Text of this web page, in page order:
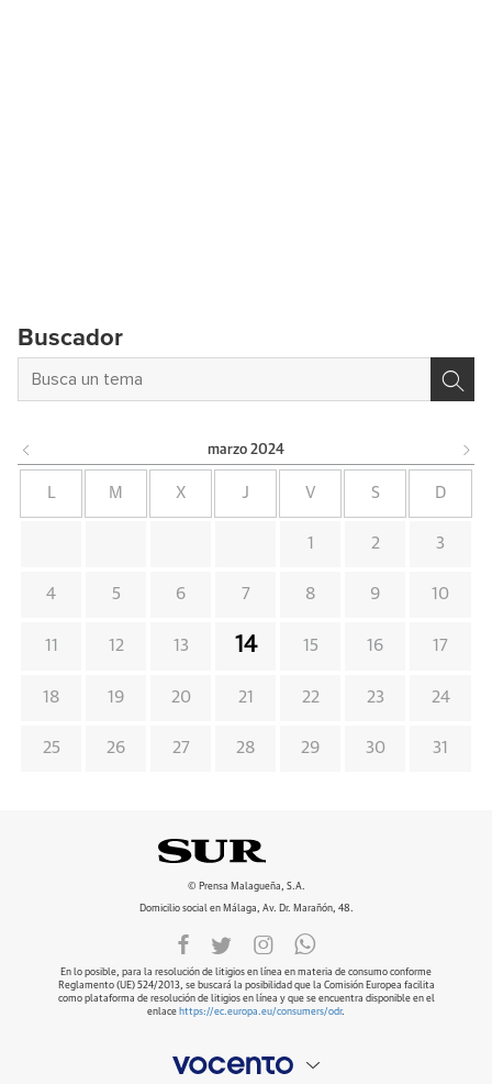
Buscador
marzo 2024
L M X J V S D
1 2 3
4 5 6 7 8 9 10
11 12 13 14 15 16 17
18 19 20 21 22 23 24
25 26 27 28 29 30 31
© Prensa Malagueña, S.A.
Domicilio social en Málaga, Av. Dr. Marañón, 48.
En lo posible, para la resolución de litigios en línea en materia de consumo conforme
Reglamento (UE) 524/2013, se buscará la posibilidad que la Comisión Europea facilita
como plataforma de resolución de litigios en línea y que se encuentra disponible en el
enlace https://ec.europa.eu/consumers/odr.